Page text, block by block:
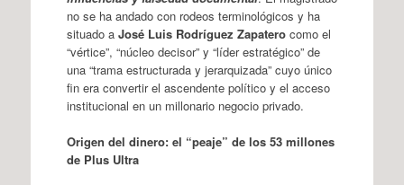
no se ha andado con rodeos terminológicos y ha
situado a José Luis Rodríguez Zapaterocomo el
“vértice”, “núcleo decisor” y “líder estratégico” de
una “trama estructurada y jerarquizada” cuyo único
fin era convertir el ascendente político y el acceso
institucional en un millonario negocio privado.
Origen del dinero: el “peaje” de los 53 millones
de Plus Ultra